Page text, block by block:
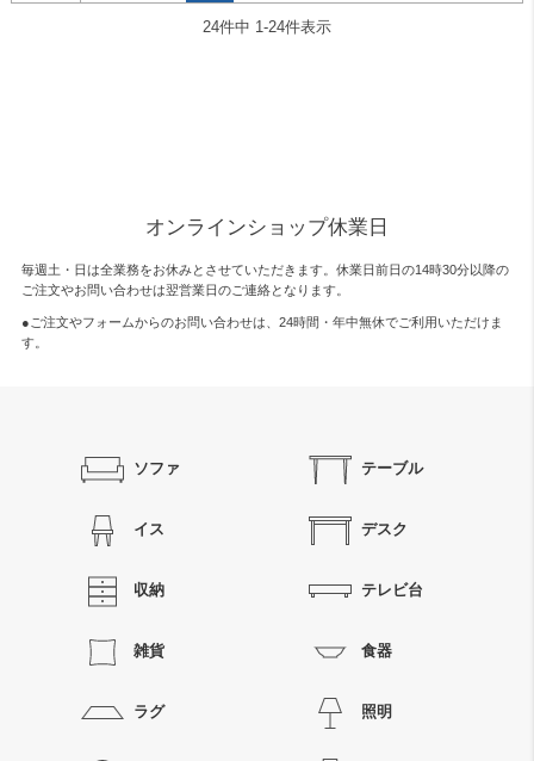
24件中 1-24件表示
オンラインショップ休業日
毎週土・日は全業務をお休みとさせていただきます。休業日前日の14時30分以降の
ご注文やお問い合わせは翌営業日のご連絡となります。
●ご注文やフォームからのお問い合わせは、 24時間・年中無休でご利用いただけま
す。
ソファ テーブル
イス デスク
収納 テレビ台
雑貨 食器
ラグ 照明